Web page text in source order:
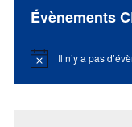
Évènements
Notice Il n’y a pas